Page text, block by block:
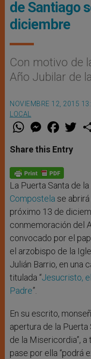
de Santiago
diciembre
Con motivo de
Año Jubilar de
NOVIEMBRE 12, 2015
LOCAL
W
t
s
p
p
M
e
s
e
g
e
r
F
a
e
b
o
k
w
Share this Entry
La Puerta Santa de la
Compostela se
próximo 13 de
conmemoración del
convocado por el
el arzobispo de la
Julián Barrio, en una
titulada “Jesucristo,
Padre”.
En su escrito,
apertura de la Puerta
de la Misericordia”,
pase por ella “podrá